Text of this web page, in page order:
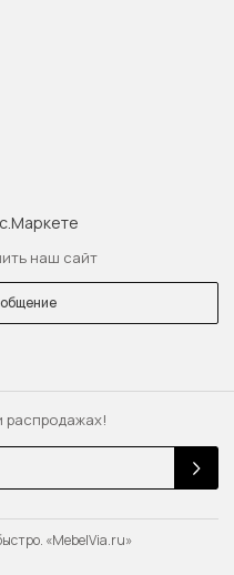
распродажах!
наш сайт
«MebelVia.ru»